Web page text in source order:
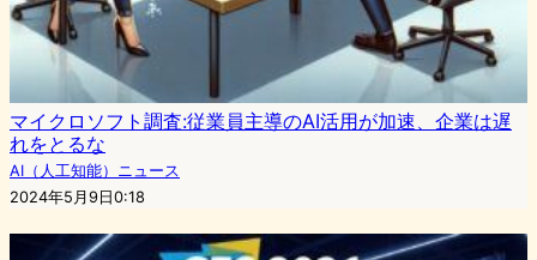
マイクロソフト調査:従業員主導のAI活用が加速、企業は遅
れをとるな
AI（人工知能）ニュース
2024年5月9日0:18